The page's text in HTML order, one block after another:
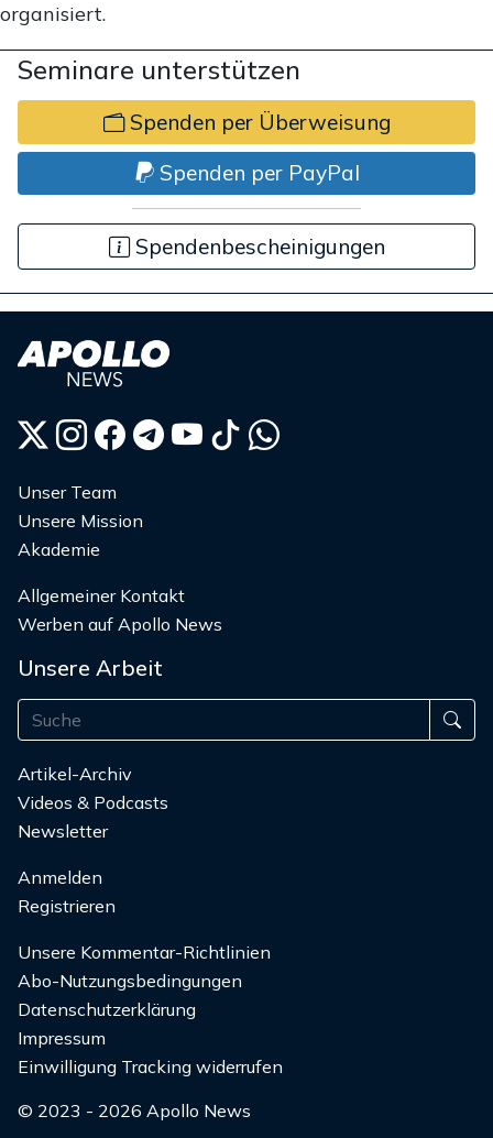
organisiert.
Seminare unterstützen
Spenden per Überweisung
Spenden per PayPal
Spendenbescheinigungen
Unser Team
Unsere Mission
Akademie
Allgemeiner Kontakt
Werben auf Apollo News
Unsere Arbeit
Artikel-Archiv
Videos & Podcasts
Newsletter
Anmelden
Registrieren
Unsere Kommentar-Richtlinien
Abo-Nutzungsbedingungen
Datenschutzerklärung
Impressum
Einwilligung Tracking widerrufen
© 2023 - 2026 Apollo News